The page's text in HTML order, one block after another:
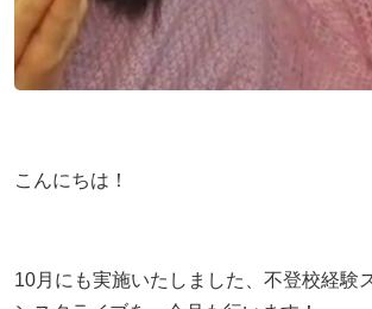
045-444-2540
こんにちは！
10月にも実施いたしました、不登校経験